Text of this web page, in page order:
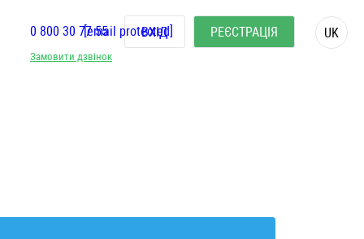
Замовити дзвінок
0 800 30 77 55[email protected]
ВХІД РЕЄСТРАЦІЯ UK